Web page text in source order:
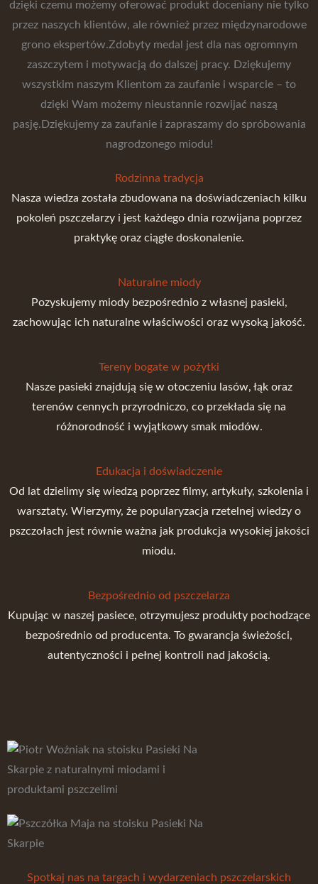
dzięki czemu możemy oferować produkt doceniany nie tylko
przez naszych klientów, ale również przez międzynarodowe
grono ekspertów.Zdobyty medal jest dla nas ogromnym
zaszczytem i motywacją do dalszej pracy. Dziękujemy
wszystkim naszym Klientom za zaufanie i wsparcie – to
dzięki Wam możemy nieustannie rozwijać naszą
pasję.Dziękujemy za zaufanie i zapraszamy do spróbowania
nagrodzonego miodu!
Rodzinna tradycja
Nasza wiedza została zbudowana na doświadczeniach kilku
pokoleń pszczelarzy i jest każdego dnia rozwijana poprzez
praktykę oraz ciągłe doskonalenie.
Naturalne miody
Pozyskujemy miody bezpośrednio z własnej pasieki,
zachowując ich naturalne właściwości oraz wysoką jakość.
Tereny bogate w pożytki
Nasze pasieki znajdują się w otoczeniu lasów, łąk oraz
terenów cennych przyrodniczo, co przekłada się na
różnorodność i wyjątkowy smak miodów.
Edukacja i doświadczenie
Od lat dzielimy się wiedzą poprzez filmy, artykuły, szkolenia i
warsztaty. Wierzymy, że popularyzacja rzetelnej wiedzy o
pszczołach jest równie ważna jak produkcja wysokiej jakości
miodu.
Bezpośrednio od pszczelarza
Kupując w naszej pasiece, otrzymujesz produkty pochodzące
bezpośrednio od producenta. To gwarancja świeżości,
autentyczności i pełnej kontroli nad jakością.
Spotkaj nas na targach i wydarzeniach pszczelarskich